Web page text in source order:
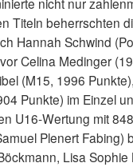
Titeln beherrschten
Hannah Schwind
Celina Medinger
(M15, 1996
Punkte) im Einzel
U16-Wertung mit
Plenert
Lisa